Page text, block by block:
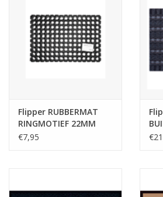
Flipper RUBBERMAT
RINGMOTIEF 22MM
40X60CM
€7,95